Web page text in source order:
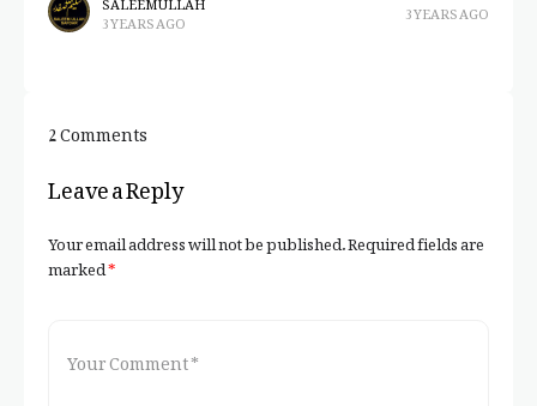
3 YEARS AGO 3 YEARS AGO
2 Comments
Leave a Reply
Your email address will not be published.Required fields are
marked*